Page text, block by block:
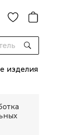
изделия